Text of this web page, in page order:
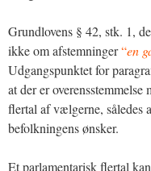
Grundlovens § 42, stk. 1,
ikke om afstemninger“en
Udgangspunktet for
at der er
flertal af vælgerne, således
befolkningens ønsker.
Et parlamentarisk flertal